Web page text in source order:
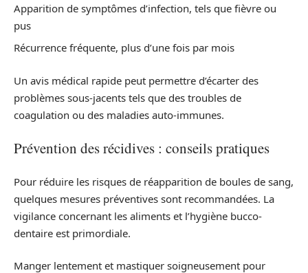
Apparition de symptômes d’infection, tels que fièvre ou
pus
Récurrence fréquente, plus d’une fois par mois
Un avis médical rapide peut permettre d’écarter des
problèmes sous-jacents tels que des troubles de
coagulation ou des maladies auto-immunes.
Prévention des récidives : conseils pratiques
Pour réduire les risques de réapparition de boules de sang,
quelques mesures préventives sont recommandées. La
vigilance concernant les aliments et l’hygiène bucco-
dentaire est primordiale.
Manger lentement et mastiquer soigneusement pour